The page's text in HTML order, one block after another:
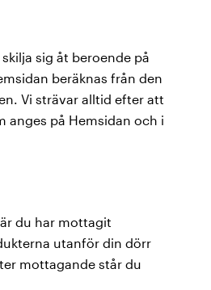
sig åt beroende på
beräknas från den
Vi strävar alltid efter att
anges på Hemsidan och i
du har mottagit
utanför din dörr
mottagande står du